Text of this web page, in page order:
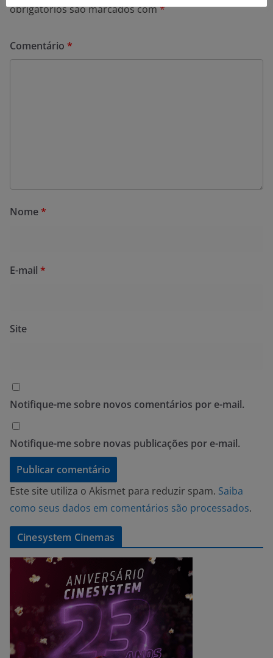
obrigatórios são marcados com*
Comentário *
Nome*
E-mail *
Site
Notifique-me sobre novos comentários por e-mail.
Notifique-me sobre novas publicações por e-mail.
Este site utiliza o Akismet para reduzir spam. Saiba
como seus dados em comentários são processados.
Cinesystem Cinemas